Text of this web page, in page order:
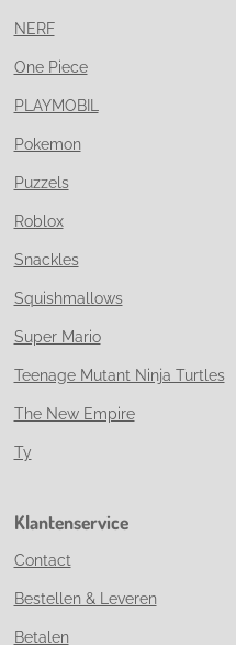
NERF
One Piece
PLAYMOBIL
Pokemon
Puzzels
Roblox
Snackles
Squishmallows
Super Mario
Teenage Mutant Ninja Turtles
The New Empire
Ty
Klantenservice
Contact
Bestellen & Leveren
Betalen